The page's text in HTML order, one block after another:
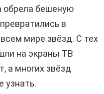
обрела бешеную
в
мире звёзд. С тех
на экраны ТВ
а многих звёзд
узнать.